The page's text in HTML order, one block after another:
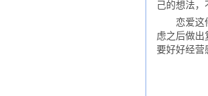
己的想法，
恋爱这件
虑之后做出
要好好经营